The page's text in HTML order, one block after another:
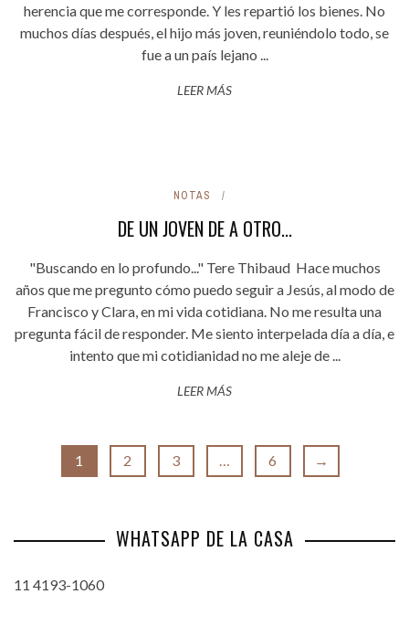
herencia que me corresponde. Y les repartió los bienes. No
muchos días después, el hijo más joven, reuniéndolo todo, se
fue a un país lejano ...
LEER MÁS
NOTAS
DE UN JOVEN DE A OTRO...
"Buscando en lo profundo..." Tere Thibaud Hace muchos
años que me pregunto cómo puedo seguir a Jesús, al modo de
Francisco y Clara, en mi vida cotidiana. No me resulta una
pregunta fácil de responder. Me siento interpelada día a día, e
intento que mi cotidianidad no me aleje de ...
LEER MÁS
1 2 3 … 6 →
WHATSAPP DE LA CASA
11 4193-1060